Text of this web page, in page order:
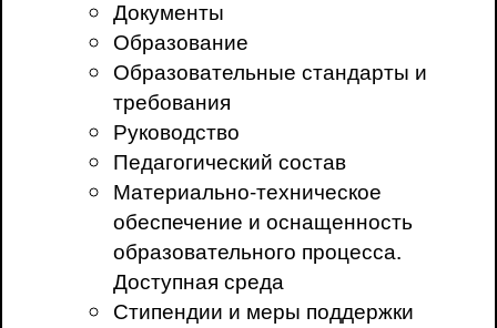
Документы
Образование
Образовательные стандарты и
требования
Руководство
Педагогический состав
Материально-техническое
обеспечение и оснащенность
образовательного процесса.
Доступная среда
Стипендии и меры поддержки